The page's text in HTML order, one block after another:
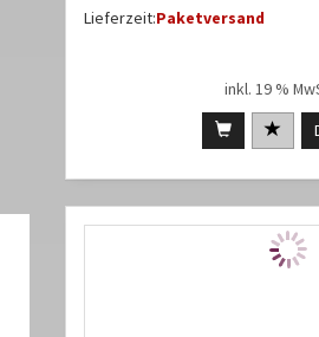
Lieferzeit:Paketversand
inkl. 19 %